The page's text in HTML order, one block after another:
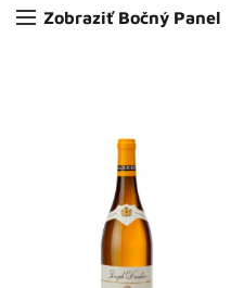
Zobraziť Bočný Panel